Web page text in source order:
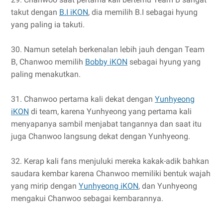
takut dengan B.I iKON, dia memilih B.I sebagai hyung
yang paling ia takuti.
30. Namun setelah berkenalan lebih jauh dengan Team
B, Chanwoo memilih Bobby iKON sebagai hyung yang
paling menakutkan.
31. Chanwoo pertama kali dekat dengan Yunhyeong
iKON di team, karena Yunhyeong yang pertama kali
menyapanya sambil menjabat tangannya dan saat itu
juga Chanwoo langsung dekat dengan Yunhyeong.
32. Kerap kali fans menjuluki mereka kakak-adik bahkan
saudara kembar karena Chanwoo memiliki bentuk wajah
yang mirip dengan Yunhyeong iKON, dan Yunhyeong
mengakui Chanwoo sebagai kembarannya.